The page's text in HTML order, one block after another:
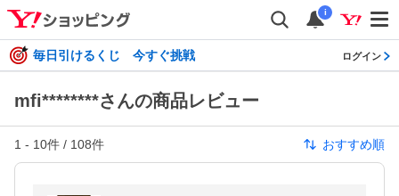
i
毎日引けるくじ 今すぐ挑戦 ログイン
mfi********さんの商品レビュー
1 - 10件 / 108件 おすすめ順